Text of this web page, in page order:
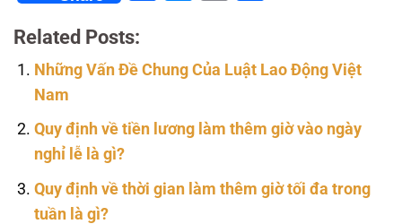
Related Posts:
Những Vấn Đề Chung Của Luật Lao Động Việt
Nam
Quy định về tiền lương làm thêm giờ vào ngày
nghỉ lễ là gì?
Quy định về thời gian làm thêm giờ tối đa trong
tuần là gì?